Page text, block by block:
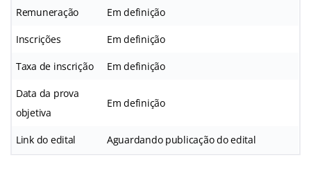
Remuneração Em definição
Inscrições Em definição
Taxa de inscrição Em definição
Data da prova
objetiva
Em definição
Link do edital Aguardando publicação do edital